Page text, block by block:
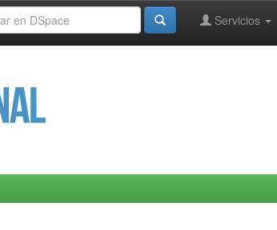
Servicios